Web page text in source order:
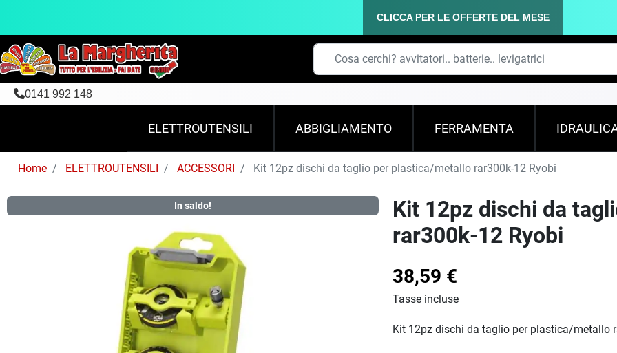
CLICCA PER LE OFFERTE DEL MESE
0141 992 148
ELETTROUTENSILI ABBIGLIAMENTO FERRAMENTA
Home ELETTROUTENSILI ACCESSORI Kit 12pz dischi da taglio per plastica/metallo rar300k-12 Ryobi
In saldo!
Kit 12pz dischi da
rar300k-12 Ryobi
38,59 €
Tasse incluse
Kit 12pz dischi da taglio per plastica/metallo